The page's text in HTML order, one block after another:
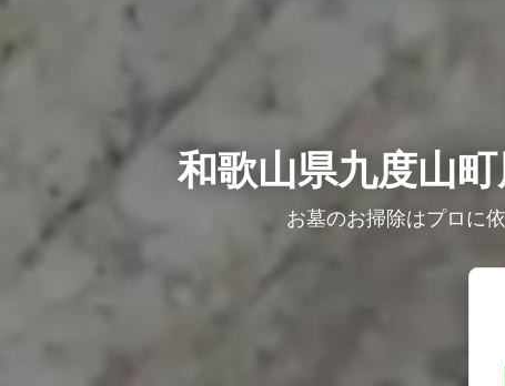
和歌山県九度山
お墓のお掃除はプロに